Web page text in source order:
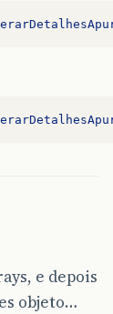
e depois
objeto…